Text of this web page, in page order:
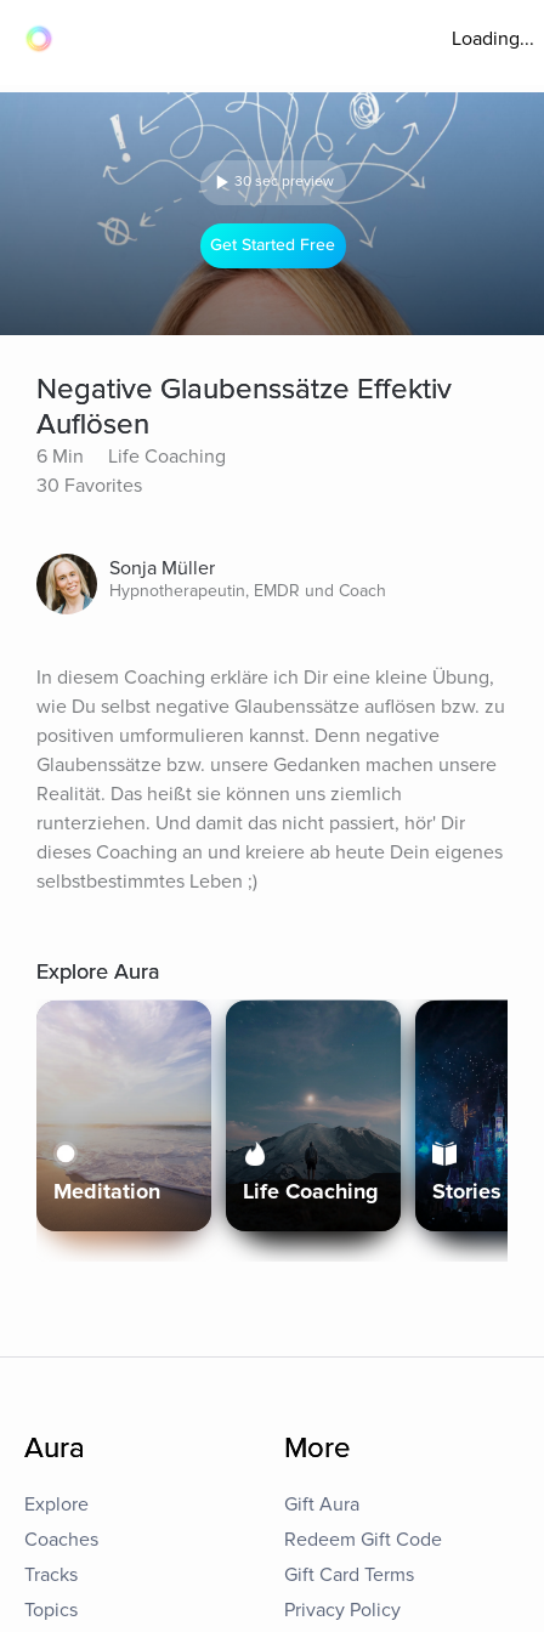
Loading...
30 sec preview
Get Started Free
Negative Glaubenssätze Effektiv
Auflösen
6 Min
Life Coaching
30 Favorites
Sonja Müller
Hypnotherapeutin, EMDR und Coach
In diesem Coaching erkläre ich Dir eine kleine Übung,
wie Du selbst negative Glaubenssätze auflösen bzw. zu
positiven umformulieren kannst. Denn negative
Glaubenssätze bzw. unsere Gedanken machen unsere
Realität. Das heißt sie können uns ziemlich
runterziehen. Und damit das nicht passiert, hör' Dir
dieses Coaching an und kreiere ab heute Dein eigenes
selbstbestimmtes Leben ;)
Explore Aura
Meditation Life Coaching Stories
Aura
Explore
Coaches
Tracks
Topics
More
Gift Aura
Redeem Gift Code
Gift Card Terms
Privacy Policy